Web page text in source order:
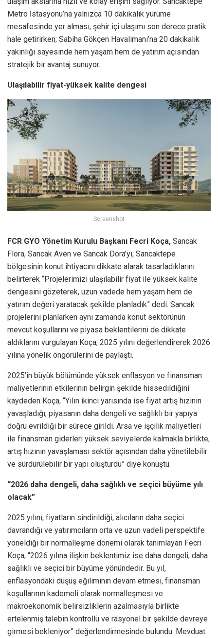
Metro İstasyonu’na yalnızca 10 dakikalık yürüme
mesafesinde yer alması, şehir içi ulaşımı son derece pratik
hale getirirken; Sabiha Gökçen Havalimanı’na 20 dakikalık
yakınlığı sayesinde hem yaşam hem de yatırım açısından
stratejik bir avantaj sunuyor.
Ulaşılabilir fiyat-yüksek kalite dengesi
Screenshot
FCR GYO Yönetim Kurulu Başkanı Fecri Koça, Sancak
Flora, Sancak Aven ve Sancak Dora’yı, Sancaktepe
bölgesinin konut ihtiyacını dikkate alarak tasarladıklarını
belirterek “Projelerimizi ulaşılabilir fiyat ile yüksek kalite
dengesini gözeterek, uzun vadede hem yaşam hem de
yatırım değeri yaratacak şekilde planladık” dedi. Sancak
projelerini planlarken aynı zamanda konut sektörünün
mevcut koşullarını ve piyasa beklentilerini de dikkate
aldıklarını vurgulayan Koça, 2025 yılını değerlendirerek 2026
yılına yönelik öngörülerini de paylaştı.
2025’in büyük bölümünde yüksek enflasyon ve finansman
maliyetlerinin etkilerinin belirgin şekilde hissedildiğini
kaydeden Koça, “Yılın ikinci yarısında ise fiyat artış hızının
yavaşladığı, piyasanın daha dengeli ve sağlıklı bir yapıya
doğru evrildiği bir sürece girildi. Arsa ve işçilik maliyetleri
ile finansman giderleri yüksek seviyelerde kalmakla birlikte,
artış hızının yavaşlaması sektör açısından daha yönetilebilir
ve sürdürülebilir bir yapı oluşturdu” diye konuştu.
“2026 daha dengeli, daha sağlıklı ve seçici büyüme yılı
olacak”
2025 yılını, fiyatların sindirildiği, alıcıların daha seçici
davrandığı ve yatırımcıların orta ve uzun vadeli perspektife
yöneldiği bir normalleşme dönemi olarak tanımlayan Fecri
Koça, “2026 yılına ilişkin beklentimiz ise daha dengeli, daha
sağlıklı ve seçici bir büyüme yönündedir. Bu yıl,
enflasyondaki düşüş eğiliminin devam etmesi, finansman
koşullarının kademeli olarak normalleşmesi ve
makroekonomik belirsizliklerin azalmasıyla birlikte
ertelenmiş talebin kontrollü ve rasyonel bir şekilde devreye
girmesi bekleniyor” değerlendirmesinde bulundu. Mevduat